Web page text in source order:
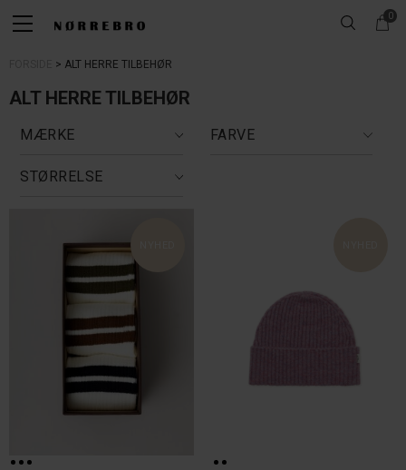
0
ALT HERRE TILBEHØR
ALT HERRE TILBEHØR
MÆRKE FARVE
STØRRELSE